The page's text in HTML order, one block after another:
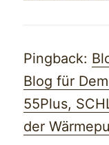
Pingback:
Blog für
55Plus,
der